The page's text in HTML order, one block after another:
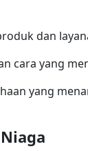
dan
cara yang
yang